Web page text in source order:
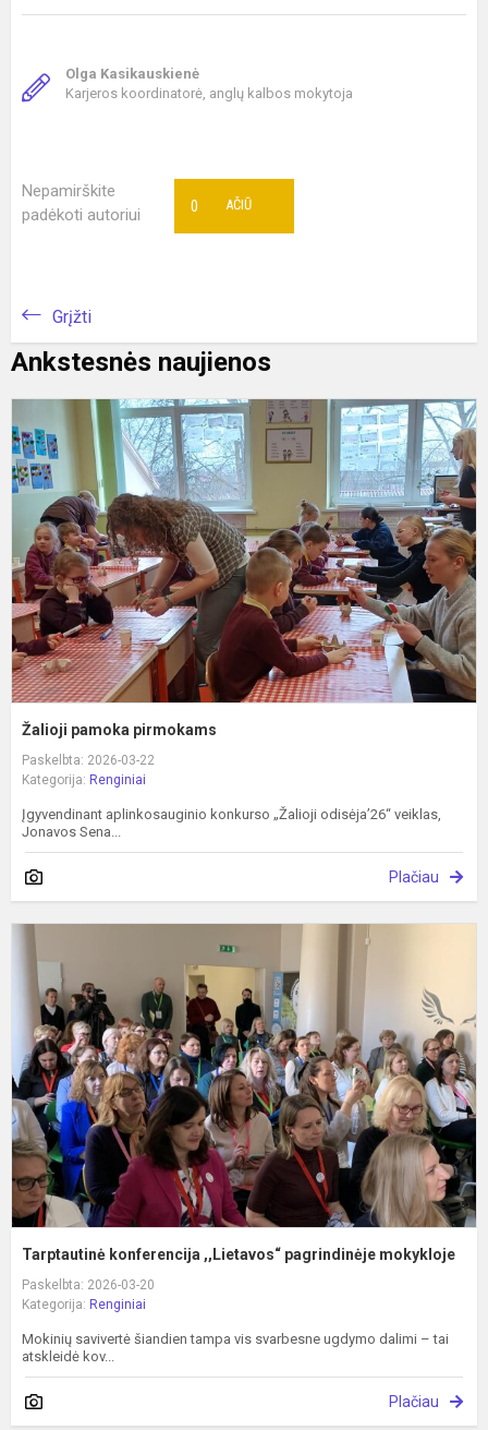
Olga Kasikauskienė
Karjeros koordinatorė, anglų kalbos mokytoja
Nepamirškite
padėkoti autoriui
AČIŪ
0
Grįžti
Ankstesnės naujienos
Žalioji pamoka pirmokams
Paskelbta: 2026-03-22
Kategorija: Renginiai
Įgyvendinant aplinkosauginio konkurso „Žalioji odisėja’26“ veiklas,
Jonavos Sena...
Plačiau
Tarptautinė konferencija ,,Lietavos“ pagrindinėje mokykloje
Paskelbta: 2026-03-20
Kategorija: Renginiai
Mokinių savivertė šiandien tampa vis svarbesne ugdymo dalimi – tai
atskleidė kov...
Plačiau